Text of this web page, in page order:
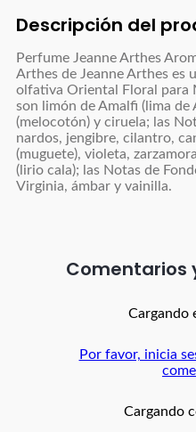
Descripción del
Perfume Jeanne Arthes
Arthes de Jeanne Arthes es
olfativa Oriental Floral para
son limón de Amalfi (lima de
(melocotón) y ciruela; las
nardos, jengibre, cilantro,
(muguete), violeta,
(lirio cala); las Notas de
Virginia, ámbar y vainilla.
Comentarios
Cargando
Por favor, inicia
Cargando